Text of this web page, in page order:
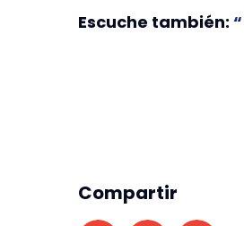
Escuche también: “
Compartir